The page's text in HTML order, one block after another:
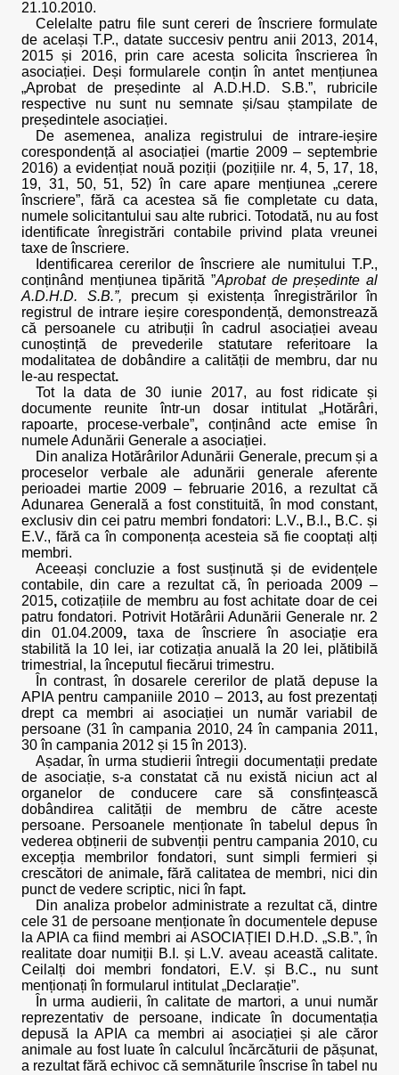
21.10.2010.
Celelalte patru file sunt cereri de înscriere formulate
de același T.P., datate succesiv pentru anii 2013, 2014,
2015 și 2016, prin care acesta solicita înscrierea în
asociației. Deși formularele conțin în antet mențiunea
„Aprobat de președinte al A.D.H.D. S.B.”, rubricile
respective nu sunt nu semnate și/sau ștampilate de
președintele asociației.
De asemenea, analiza registrului de intrare-ieșire
corespondență al asociației (martie 2009 – septembrie
2016) a evidențiat nouă poziții (pozițiile nr. 4, 5, 17, 18,
19, 31, 50, 51, 52) în care apare mențiunea „cerere
înscriere”, fără ca acestea să fie completate cu data,
numele solicitantului sau alte rubrici. Totodată, nu au fost
identificate înregistrări contabile privind plata vreunei
taxe de înscriere.
Identificarea cererilor de înscriere ale numitului T.P.,
conținând mențiunea tipărită ”Aprobat de președinte al
A.D.H.D. S.B.”, precum și existența înregistrărilor în
registrul de intrare ieșire corespondență, demonstrează
că persoanele cu atribuții în cadrul asociației aveau
cunoștință de prevederile statutare referitoare la
modalitatea de dobândire a calității de membru, dar nu
le-au respectat.
Tot la data de 30 iunie 2017, au fost ridicate și
documente reunite într-un dosar intitulat „Hotărâri,
rapoarte, procese-verbale”, conținând acte emise în
numele Adunării Generale a asociației.
Din analiza Hotărârilor Adunării Generale, precum și a
proceselor verbale ale adunării generale aferente
perioadei martie 2009 – februarie 2016, a rezultat că
Adunarea Generală a fost constituită, în mod constant,
exclusiv din cei patru membri fondatori: L.V.,B.I., B.C. și
E.V., fără ca în componența acesteia să fie cooptați alți
membri.
Aceeași concluzie a fost susținută și de evidențele
contabile, din care a rezultat că, în perioada 2009 –
2015, cotizațiile de membru au fost achitate doar de cei
patru fondatori. Potrivit Hotărârii Adunării Generale nr. 2
din 01.04.2009, taxa de înscriere în asociație era
stabilită la 10 lei, iar cotizația anuală la 20 lei, plătibilă
trimestrial, la începutul fiecărui trimestru.
În contrast, în dosarele cererilor de plată depuse la
APIA pentru campaniile 2010 – 2013,au fost prezentați
drept ca membri ai asociației un număr variabil de
persoane (31 în campania 2010, 24 în campania 2011,
30 în campania 2012 și 15 în 2013).
Așadar, în urma studierii întregii documentații predate
de asociație, s-a constatat că nu există niciun act al
organelor de conducere care să consfințească
dobândirea calității de membru de către aceste
persoane. Persoanele menționate în tabelul depus în
vederea obținerii de subvenții pentru campania 2010, cu
excepția membrilor fondatori, sunt simpli fermieri și
crescători de animale,fără calitatea de membri, nici din
punct de vedere scriptic, nici în fapt.
Din analiza probelor administrate a rezultat că, dintre
cele 31 de persoane menționate în documentele depuse
la APIA ca fiind membri ai ASOCIAȚIEI D.H.D. „S.B.”, în
realitate doar numiții B.I. și L.V. aveau această calitate.
Ceilalți doi membri fondatori, E.V. și B.C.,nu sunt
menționați în formularul intitulat „Declarație”.
În urma audierii, în calitate de martori, a unui număr
reprezentativ de persoane, indicate în documentația
depusă la APIA ca membri ai asociației și ale căror
animale au fost luate în calculul încărcăturii de pășunat,
a rezultat fără echivoc că semnăturile înscrise în tabel nu